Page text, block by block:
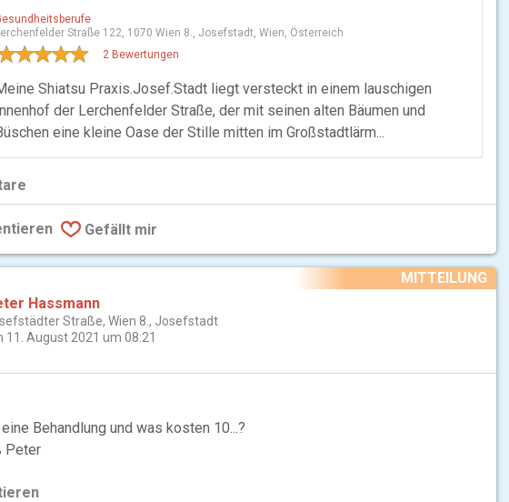
Straße 122, 1070 Wien 8., Josefstadt, Wien, Österreich
2 Bewertungen
Shiatsu Praxis.Josef.Stadt liegt versteckt in einem lauschigen
der Lerchenfelder Straße, der mit seinen alten Bäumen und
eine kleine Oase der Stille mitten im Großstadtlärm...
Gefällt mir
MITTEILUNG
Hassmann
Straße, Wien 8., Josefstadt
11. August 2021 um 08:21
Behandlung und was kosten 10...?
Peter